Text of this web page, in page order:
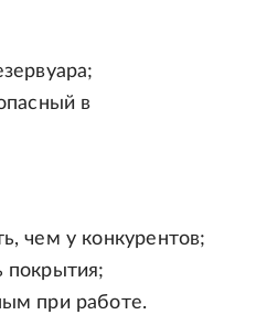
в
чем у конкурентов;
при работе.